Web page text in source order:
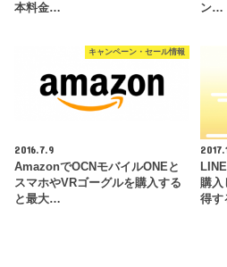
本料金…
ン…
キャンペーン・セール情報
2016.7.9
AmazonでOCNモバイルONEと
スマホやVRゴーグルを購入する
と最大…
購入
得す